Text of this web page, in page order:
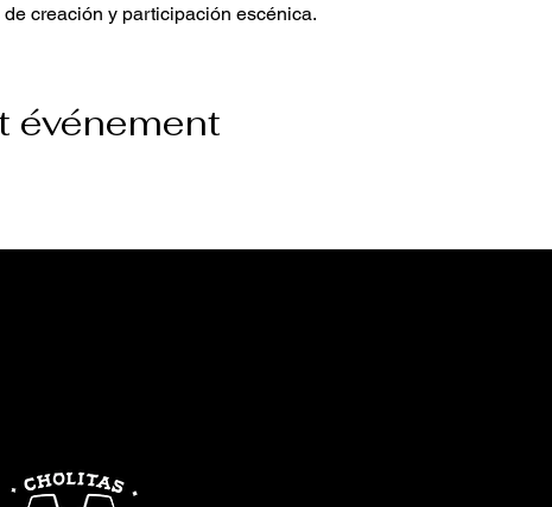
creación y participación escénica.
événement